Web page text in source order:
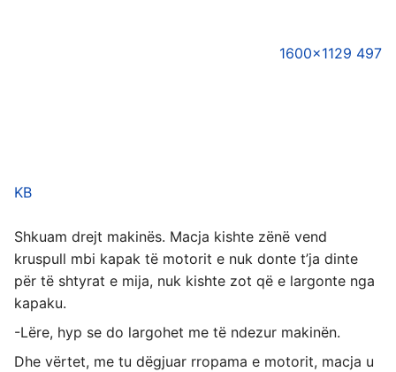
1600×1129 497
KB
Shkuam drejt makinës. Macja kishte zënë vend
kruspull mbi kapak të motorit e nuk donte t’ja dinte
për të shtyrat e mija, nuk kishte zot që e largonte nga
kapaku.
-Lëre, hyp se do largohet me të ndezur makinën.
Dhe vërtet, me tu dëgjuar rropama e motorit, macja u